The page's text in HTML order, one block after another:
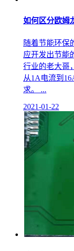
如何区分欧姆
随着节能环保
应开发出节能
行业的老大哥
从1A电流到
求。 ...
2021-01-22